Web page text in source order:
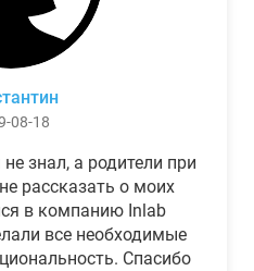
08-18
знал, а родители при
рассказать о моих
в компанию Inlab
все необходимые
Спасибо